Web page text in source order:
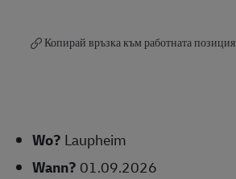
Копирай връзка към работната позиция
Wo? Laupheim
Wann? 01.09.2026